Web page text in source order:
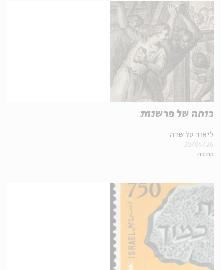
כוחה של פרשנות
ליאור טל שדה
כתבה
30/04/26